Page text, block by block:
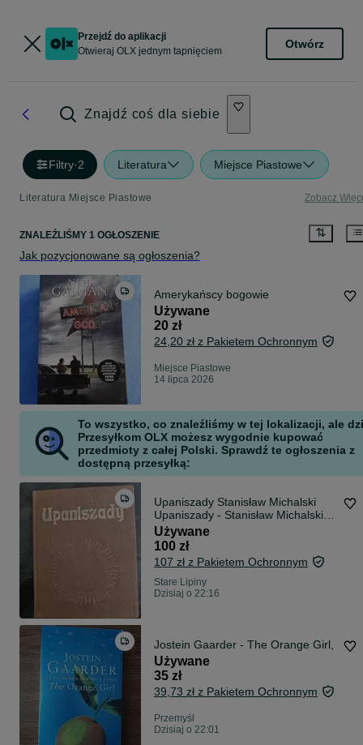
Przejdź do aplikacji
Otwieraj OLX jednym tapnięciem
Otwórz
Znajdź coś dla siebie
Filtry·2 Literatura Miejsce Piastowe
Literatura Miejsce Piastowe Zobacz
ZNALEŹLIŚMY 1 OGŁOSZENIE
Jak pozycjonowane są ogłoszenia?
Amerykańscy bogowie
Używane
20 zł
24,20 zł z Pakietem Ochronnym
Miejsce Piastowe
14 lipca 2026
To wszystko, co znaleźliśmy w tej lokalizacji, ale
Przesyłkom OLX możesz wygodnie kupować
przedmioty z całej Polski. Sprawdź te ogłoszenia z
dostępną przesyłką:
Upaniszady Stanisław Michalski
Upaniszady - Stanisław Michalski
Upaniszady - Stanisław Michalski
Upaniszady - Stanisław Michalski
Używane
100 zł
107 zł z Pakietem Ochronnym
Stare Lipiny
Dzisiaj o 22:16
Jostein Gaarder - The Orange Girl,
Używane
35 zł
39,73 zł z Pakietem Ochronnym
Przemyśl
Dzisiaj o 22:01